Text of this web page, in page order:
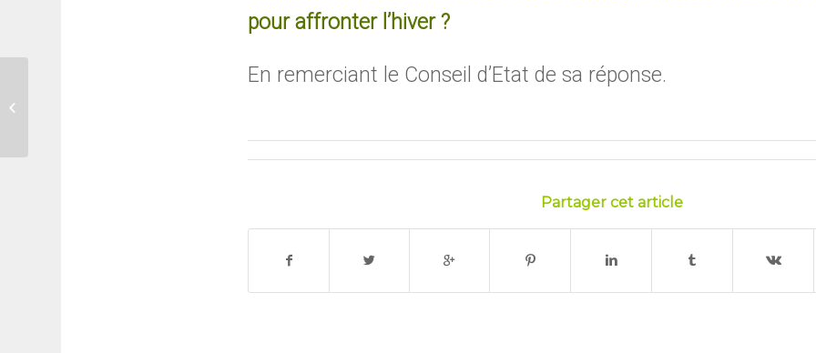
pour affronter l’hiver ?
En remerciant le Conseil d’Etat de sa réponse.
Partager cet article